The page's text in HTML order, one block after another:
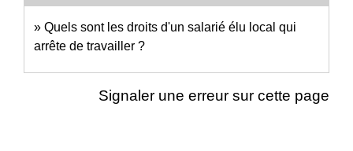
Quels sont les droits d'un salarié élu local qui
arrête de travailler ?
Signaler une erreur sur cette page